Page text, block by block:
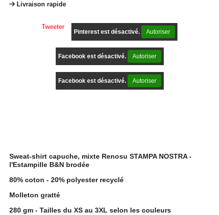
Livraison rapide
Tweeter
Pinterest est désactivé. Autoriser
Facebook est désactivé. Autoriser
Facebook est désactivé. Autoriser
Sweat-shirt capuche, mixte Renosu STAMPA NOSTRA -
l'Estampille B&N brodée
80% coton - 20% polyester recyclé
Molleton gratté
280 gm - Tailles du XS au 3XL selon les couleurs